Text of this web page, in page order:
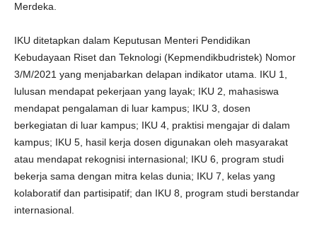
Merdeka.
IKU ditetapkan dalam Keputusan Menteri Pendidikan
Kebudayaan Riset dan Teknologi (Kepmendikbudristek) Nomor
3/M/2021 yang menjabarkan delapan indikator utama. IKU 1,
lulusan mendapat pekerjaan yang layak; IKU 2, mahasiswa
mendapat pengalaman di luar kampus; IKU 3, dosen
berkegiatan di luar kampus; IKU 4, praktisi mengajar di dalam
kampus; IKU 5, hasil kerja dosen digunakan oleh masyarakat
atau mendapat rekognisi internasional; IKU 6, program studi
bekerja sama dengan mitra kelas dunia; IKU 7, kelas yang
kolaboratif dan partisipatif; dan IKU 8, program studi berstandar
internasional.